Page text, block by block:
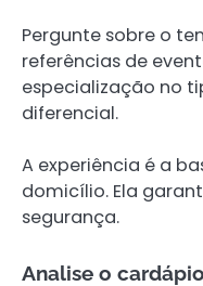
Pergunte sobre o
referências de
especialização no
diferencial.
A experiência é a
domicílio. Ela
segurança.
Analise o